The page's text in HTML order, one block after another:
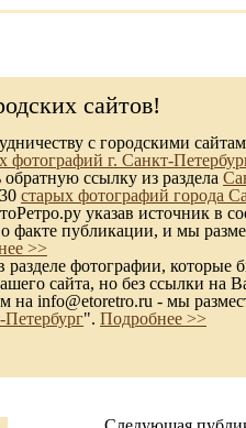
сайтов!
с городскими
фотографий г. Санкт-
ссылку из раздела
старых фотографий города
указав источник в
факте публикации, и мы
>>
фотографии, которые
сайта, но без ссылки на
на info@etoretro.ru - мы
". Подробнее >>